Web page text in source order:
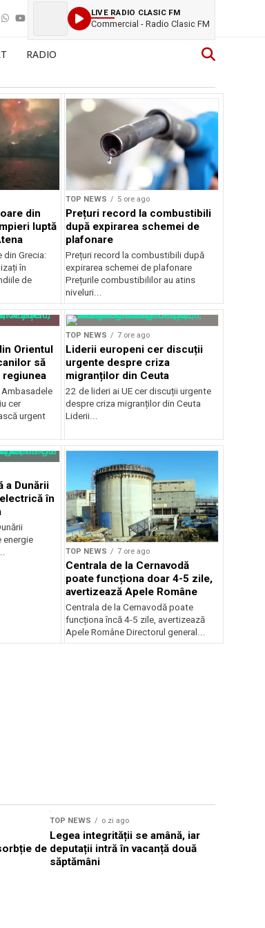
LIVE RADIO CLASIC FM
Commercial - Radio Clasic FM
RADIO
din
luptă
din Grecia:
în
de
TOP NEWS 5 ore ago
Prețuri record la combustibili
după expirarea schemei de
plafonare
Prețuri record la combustibili după
expirarea schemei de plafonare
Prețurile combustibililor au atins
niveluri...
Orientul
să
regiunea
cer
urgent
TOP NEWS 7 ore ago
Liderii europeni cer discuții
urgente despre criza
migranților din Ceuta
22 de lideri ai UE cer discuții urgente
despre criza migranților din Ceuta
Liderii...
a Dunării
în
energie
TOP NEWS 7 ore ago
Centrala de la Cernavodă
poate funcționa doar 4-5 zile,
avertizează Apele Române
Centrala de la Cernavodă poate
funcționa încă 4-5 zile, avertizează
Apele Române Directorul general...
de
TOP NEWS o zi ago
Legea integrității se amână, iar
deputații intră în vacanță două
săptămâni